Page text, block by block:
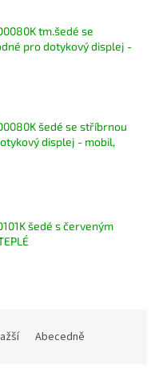
tm.šedé se
pro dotykový displej -
šedé se stříbrnou
displej - mobil,
šedé s červeným
Abecedně